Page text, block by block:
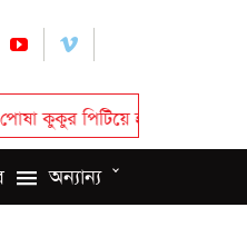
হত্যার দায়ে ২০ হাজার টাকা
অন্যান্য